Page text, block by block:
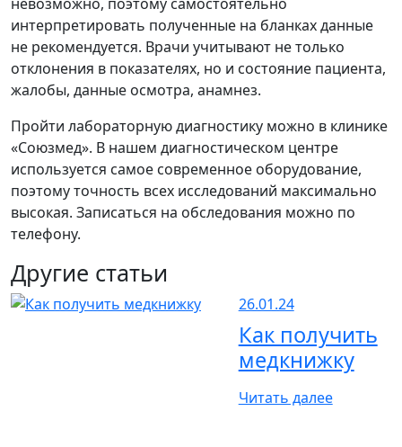
невозможно, поэтому самостоятельно
интерпретировать полученные на бланках данные
не рекомендуется. Врачи учитывают не только
отклонения в показателях, но и состояние пациента,
жалобы, данные осмотра, анамнез.
Пройти лабораторную диагностику можно в клинике
«Союзмед». В нашем диагностическом центре
используется самое современное оборудование,
поэтому точность всех исследований максимально
высокая. Записаться на обследования можно по
телефону.
Другие статьи
26.01.24
Как получить
медкнижку
Читать далее